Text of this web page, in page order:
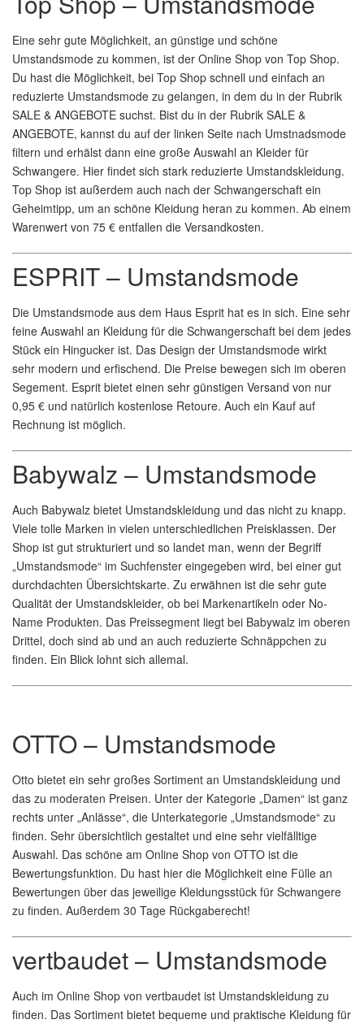
Eine sehr gute Möglichkeit, an günstige und schöne
Umstandsmode zu kommen, ist der Online Shop von Top Shop.
Du hast die Möglichkeit, bei Top Shop schnell und einfach an
reduzierte Umstandsmode zu gelangen, in dem du in der Rubrik
SALE & ANGEBOTE suchst. Bist du in der Rubrik SALE &
ANGEBOTE, kannst du auf der linken Seite nach Umstnadsmode
filtern und erhälst dann eine große Auswahl an Kleider für
Schwangere. Hier findet sich stark reduzierte Umstandskleidung.
Top Shop ist außerdem auch nach der Schwangerschaft ein
Geheimtipp, um an schöne Kleidung heran zu kommen. Ab einem
Warenwert von 75 € entfallen die Versandkosten.
ESPRIT – Umstandsmode
Die Umstandsmode aus dem Haus Esprit hat es in sich. Eine sehr
feine Auswahl an Kleidung für die Schwangerschaft bei dem jedes
Stück ein Hingucker ist. Das Design der Umstandsmode wirkt
sehr modern und erfischend. Die Preise bewegen sich im oberen
Segement. Esprit bietet einen sehr günstigen Versand von nur
0,95 € und natürlich kostenlose Retoure. Auch ein Kauf auf
Rechnung ist möglich.
Babywalz – Umstandsmode
Auch Babywalz bietet Umstandskleidung und das nicht zu knapp.
Viele tolle Marken in vielen unterschiedlichen Preisklassen. Der
Shop ist gut strukturiert und so landet man, wenn der Begriff
„Umstandsmode“ im Suchfenster eingegeben wird, bei einer gut
durchdachten Übersichtskarte. Zu erwähnen ist die sehr gute
Qualität der Umstandskleider, ob bei Markenartikeln oder No-
Name Produkten. Das Preissegment liegt bei Babywalz im oberen
Drittel, doch sind ab und an auch reduzierte Schnäppchen zu
finden. Ein Blick lohnt sich allemal.
OTTO – Umstandsmode
Otto bietet ein sehr großes Sortiment an Umstandskleidung und
das zu moderaten Preisen. Unter der Kategorie „Damen“ ist ganz
rechts unter „Anlässe“, die Unterkategorie „Umstandsmode“ zu
finden. Sehr übersichtlich gestaltet und eine sehr vielfälltige
Auswahl. Das schöne am Online Shop von OTTO ist die
Bewertungsfunktion. Du hast hier die Möglichkeit eine Fülle an
Bewertungen über das jeweilige Kleidungsstück für Schwangere
zu finden. Außerdem 30 Tage Rückgaberecht!
vertbaudet – Umstandsmode
Auch im Online Shop von vertbaudet ist Umstandskleidung zu
finden. Das Sortiment bietet bequeme und praktische Kleidung für